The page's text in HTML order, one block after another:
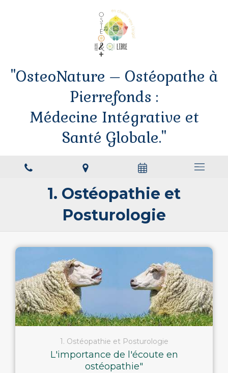
"OsteoNature – Ostéopathe à
Pierrefonds :
Médecine Intégrative et
Santé Globale."
1. Ostéopathie et
Posturologie
1. Ostéopathie et Posturologie
L'importance de l'écoute en
ostéopathie"